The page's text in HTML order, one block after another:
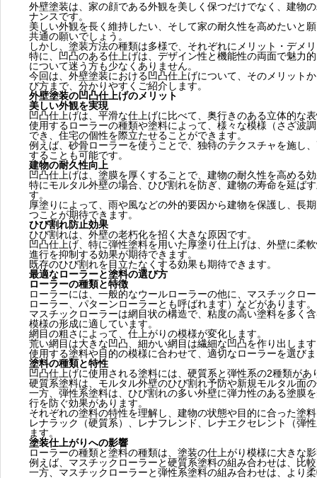
お盆に伴う休業のお知らせ
2026.07.30
場管理
髪型自由
川崎市でリノベーションを検討する方
へ｜後悔しない計画の立て方と相談先
の選び方
2026.07.01
JBHRに
NEW
2021.04.25
門家へ
お客様アンケート405
2026.01.25
藤沢市でリノベーションを検討する方
へ｜費用・進め方・会社選びのポイン
2026.08.01
はある
川崎市でリノベーションを検討する方
へ｜後悔しない計画の立て方と相談先
の選び方
2026.07.01
JBHRに
NEW
2021.04.25
クーリング・オフ手続きのお知らせ
2024.04.26
外壁塗装は、家の顔である外観を美しく保つだけでなく、建物
ナンスです。
美しい外観を長く維持したい、そして家の耐久性を高めたいと
共通の願いでしょう。
しかし、塗装方法の種類は多様で、それぞれにメリット・デメ
特に、凹凸のある仕上げは、デザイン性と機能性の両面で魅力
について迷う方も少なくありません。
今回は、外壁塗装における凹凸仕上げについて、そのメリット
び方まで、分かりやすくご紹介します。
外壁塗装の凹凸仕上げのメリット
美しい外観を実現
凹凸仕上げは、平滑な仕上げに比べて、奥行きのある立体的な
使用するローラーの種類や塗料によって、様々な模様（さざ波
でき、住宅の個性を際立たせることができます。
例えば、砂骨ローラーを使うことで、独特のテクスチャを施し
することも可能です。
建物の耐久性向上
凹凸仕上げは、塗膜を厚くすることで、建物の耐久性を高める
特にモルタル外壁の場合、ひび割れを防ぎ、建物の寿命を延ば
す。
厚塗りによって、雨や風などの外的要因から建物を保護し、長
つことが期待できます。
ひび割れ防止効果
ひび割れは、外壁の老朽化を招く大きな原因です。
凹凸仕上げ、特に弾性塗料を用いた厚塗り仕上げは、外壁に柔
進行を抑制する効果が期待できます。
既存のひび割れを目立たなくする効果も期待できます。
最適なローラーと塗料の選び方
ローラーの種類と特徴
ローラーには、一般的なウールローラーの他に、マスチックロ
ローラー、パターンローラーとも呼ばれます）などがあります。
マスチックローラーは網目状の構造で、粘度の高い塗料を多く
模様の形成に適しています。
網目の粗さによって、仕上がりの模様が変化します。
荒い網目は大きな凹凸、細かい網目は繊細な凹凸を作り出しま
使用する塗料や目的の模様に合わせて、適切なローラーを選び
塗料の種類と特性
凹凸仕上げに使用される塗料には、硬質系と弾性系の2種類があ
硬質系塗料は、モルタル外壁のひび割れ予防や新規モルタル面
一方、弾性系塗料は、ひび割れの多い外壁に弾力性のある塗膜
行を防ぐ効果があります。
それぞれの塗料の特性を理解し、建物の状態や目的に合った塗
レナラック（硬質系）、レナフレンド、レナエクセレント（弾
ます。
塗装仕上がりへの影響
ローラーの種類と塗料の種類は、塗装の仕上がり模様に大きな
例えば、マスチックローラーと硬質系塗料の組み合わせは、比
一方、マスチックローラーと弾性系塗料の組み合わせは、より